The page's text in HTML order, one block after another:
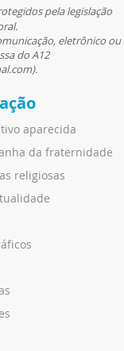
pela legislação
eletrônico ou
do A12
aparecida
da fraternidade
religiosas